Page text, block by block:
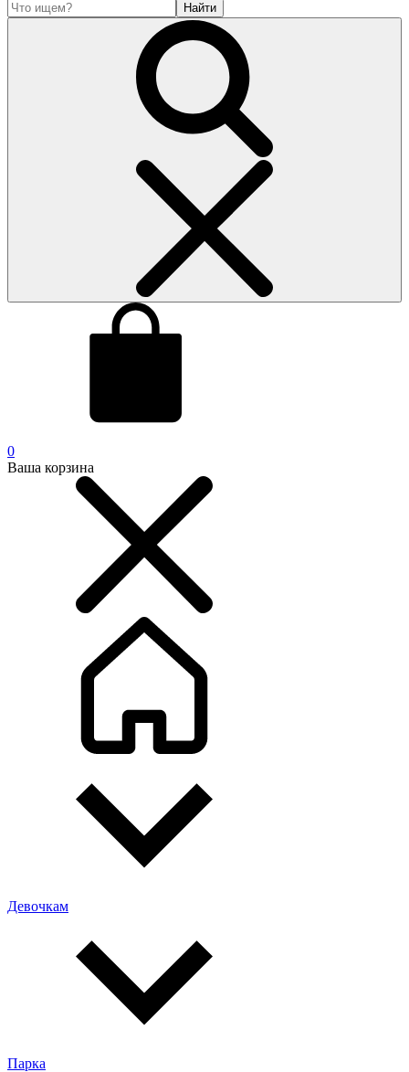
Найти
0
Ваша корзина
Девочкам
Парка